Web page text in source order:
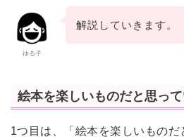
ゆる子
解説していきます。
絵本を楽しいものだと思って
1つ目は、「絵本を楽しいもの